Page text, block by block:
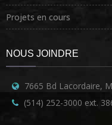
Projets en cours
NOUS JOINDRE
7665 Bd Lacordaire,
(514) 252-3000 ext.